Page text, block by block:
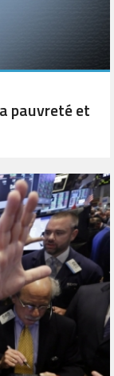
pauvreté et